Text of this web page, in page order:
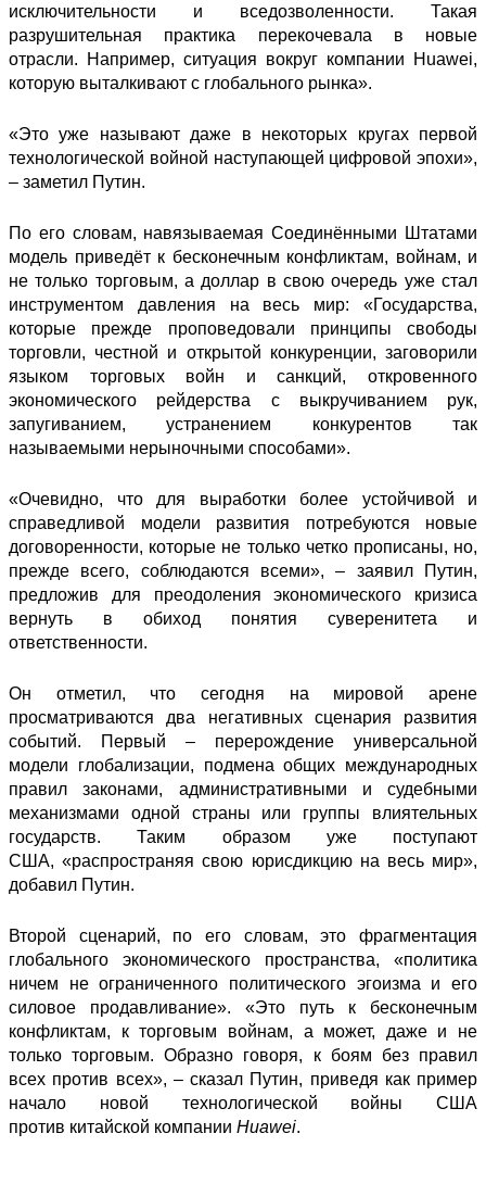
исключительности и вседозволенности. Такая
разрушительная практика перекочевала в новые
отрасли. Например, ситуация вокруг компании Huawei,
которую выталкивают с глобального рынка».
«Это уже называют даже в некоторых кругах первой
технологической войной наступающей цифровой эпохи»,
– заметил Путин.
По его словам, навязываемая Соединёнными Штатами
модель приведёт к бесконечным конфликтам, войнам, и
не только торговым, а доллар в свою очередь уже стал
инструментом давления на весь мир: «Государства,
которые прежде проповедовали принципы свободы
торговли, честной и открытой конкуренции, заговорили
языком торговых войн и санкций, откровенного
экономического рейдерства с выкручиванием рук,
запугиванием, устранением конкурентов так
называемыми нерыночными способами».
«Очевидно, что для выработки более устойчивой и
справедливой модели развития потребуются новые
договоренности, которые не только четко прописаны, но,
прежде всего, соблюдаются всеми», – заявил Путин,
предложив для преодоления экономического кризиса
вернуть в обиход понятия суверенитета и
ответственности.
Он отметил, что сегодня на мировой арене
просматриваются два негативных сценария развития
событий. Первый – перерождение универсальной
модели глобализации, подмена общих международных
правил законами, административными и судебными
механизмами одной страны или группы влиятельных
государств. Таким образом уже поступают
США, «распространяя свою юрисдикцию на весь мир»,
добавил Путин.
Второй сценарий, по его словам, это фрагментация
глобального экономического пространства, «политика
ничем не ограниченного политического эгоизма и его
силовое продавливание». «Это путь к бесконечным
конфликтам, к торговым войнам, а может, даже и не
только торговым. Образно говоря, к боям без правил
всех против всех», – сказал Путин, приведя как пример
начало новой технологической войны США
против китайской компании Huawei.